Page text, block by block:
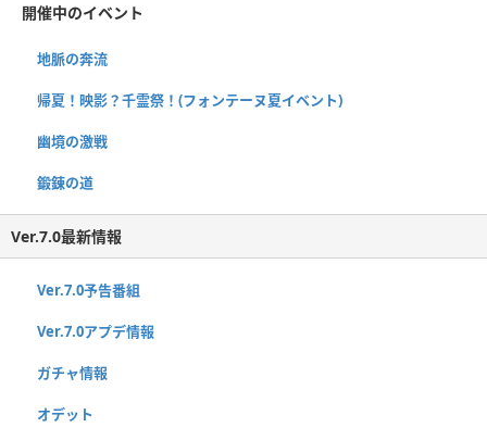
開催中のイベント
地脈の奔流
帰夏！映影？千霊祭！(フォンテーヌ夏イベント)
幽境の激戦
鍛錬の道
Ver.7.0最新情報
Ver.7.0予告番組
Ver.7.0アプデ情報
ガチャ情報
オデット